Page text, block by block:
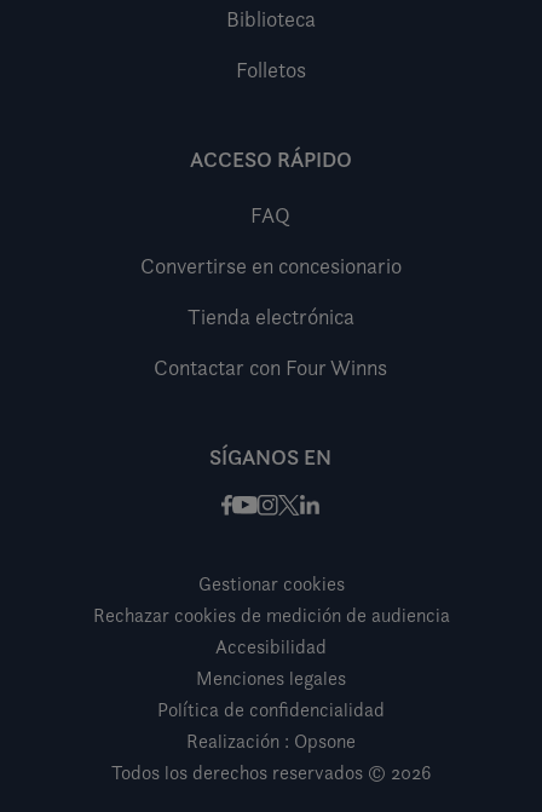
Biblioteca
Folletos
ACCESO RÁPIDO
FAQ
Convertirse en concesionario
Tienda electrónica
Contactar con Four Winns
SÍGANOS EN
Facebook
Youtube
Instagram
X / Twitter
LinkedIn
Todos los derechos reservados © 2026
Gestionar cookies
Rechazar cookies de medición de audiencia
Accesibilidad
Menciones legales
Política de confidencialidad
Realización : Opsone